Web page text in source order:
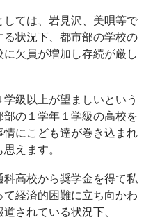
ては、岩見沢、美唄等で
状況下、都市部の学校の
欠員が増加し存続が厳し
級以上が望ましいという
の１学年１学級の高校を
にこども達が巻き込まれ
えます。
高校から奨学金を得て私
経済的困難に立ち向かわ
されている状況下、